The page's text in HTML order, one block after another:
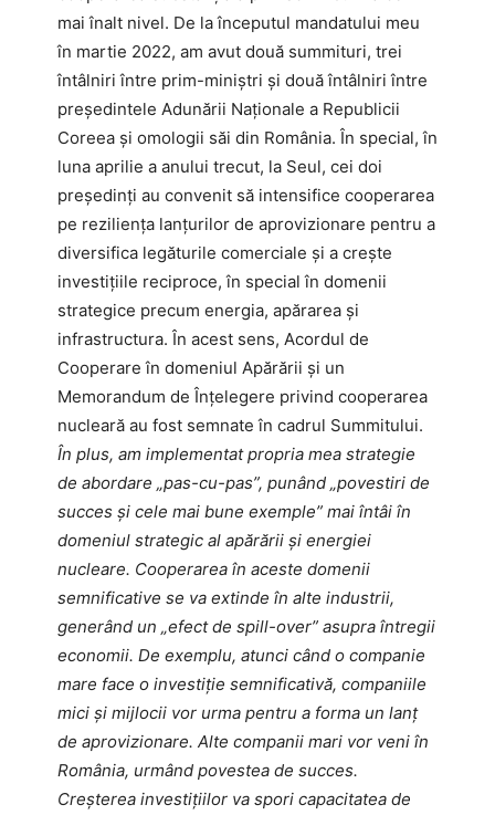
mai înalt nivel. De la începutul mandatului meu
în martie 2022, am avut două summituri, trei
întâlniri între prim-miniștri și două întâlniri între
președintele Adunării Naționale a Republicii
Coreea și omologii săi din România. În special, în
luna aprilie a anului trecut, la Seul, cei doi
președinți au convenit să intensifice cooperarea
pe reziliența lanțurilor de aprovizionare pentru a
diversifica legăturile comerciale și a crește
investițiile reciproce, în special în domenii
strategice precum energia, apărarea și
infrastructura. În acest sens, Acordul de
Cooperare în domeniul Apărării și un
Memorandum de Înțelegere privind cooperarea
nucleară au fost semnate în cadrul Summitului.
În plus, am implementat propria mea strategie
de abordare „pas-cu-pas”, punând „povestiri de
succes și cele mai bune exemple” mai întâi în
domeniul strategic al apărării și energiei
nucleare. Cooperarea în aceste domenii
semnificative se va extinde în alte industrii,
generând un „efect de spill-over” asupra întregii
economii. De exemplu, atunci când o companie
mare face o investiție semnificativă, companiile
mici și mijlocii vor urma pentru a forma un lanț
de aprovizionare. Alte companii mari vor veni în
România, urmând povestea de succes.
Creșterea investițiilor va spori capacitatea de